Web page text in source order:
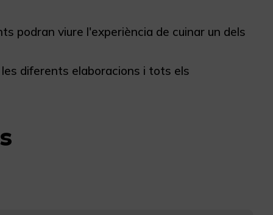
podran viure l'experiència de cuinar un dels
diferents elaboracions i tots els